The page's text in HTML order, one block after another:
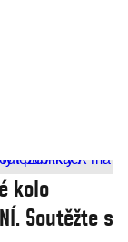
kolo
Soutěžte s